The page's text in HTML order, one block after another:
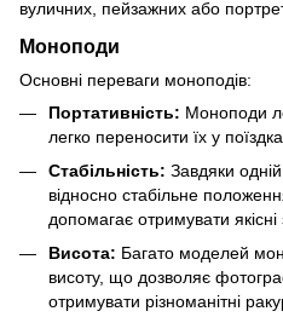
вуличних, пейзажних або
Моноподи
Основні переваги моноподів:
Портативність: Моноподи
легко переносити їх у
Стабільність: Завдяки
відносно стабільне
допомагає отримувати якісні
Висота: Багато моделей
висоту, що дозволяє
отримувати різноманітні